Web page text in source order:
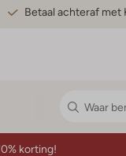
Betaal achteraf met
korting!